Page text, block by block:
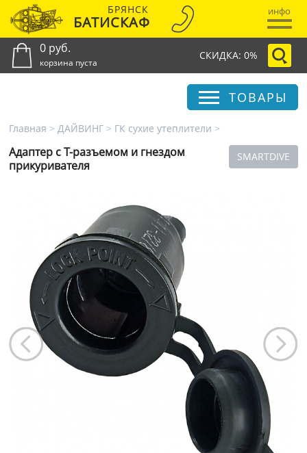
БРЯНСК
БАТИСКАФ
инфо
0 руб.
корзина пуста
СКИДКА: 0%
ТОВАРЫ
Главная > ДАЙВИНГ > ГК сухие утеплители >
SMARTDIVE
Адаптер с Т-разъемом и гнездом
прикуривателя